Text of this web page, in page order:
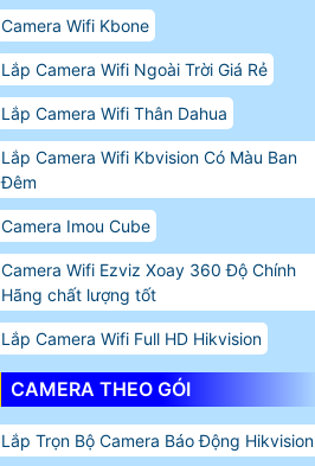
Camera Wifi Kbone
Lắp Camera Wifi Ngoài Trời Giá Rẻ
Lắp Camera Wifi Thân Dahua
Lắp Camera Wifi Kbvision Có Màu Ban
Đêm
Camera Imou Cube
Camera Wifi Ezviz Xoay 360 Độ Chính
Hãng chất lượng tốt
Lắp Camera Wifi Full HD Hikvision
CAMERA THEO GÓI
Lắp Trọn Bộ Camera Báo Động Hikvision